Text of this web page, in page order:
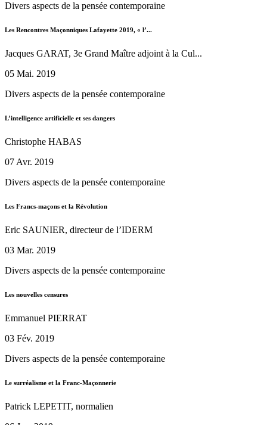
Divers aspects de la pensée contemporaine
Les Rencontres Maçonniques Lafayette 2019, « l’...
Jacques GARAT, 3e Grand Maître adjoint à la Cul...
05 Mai. 2019
Divers aspects de la pensée contemporaine
L’intelligence artificielle et ses dangers
Christophe HABAS
07 Avr. 2019
Divers aspects de la pensée contemporaine
Les Francs-maçons et la Révolution
Eric SAUNIER, directeur de l’IDERM
03 Mar. 2019
Divers aspects de la pensée contemporaine
Les nouvelles censures
Emmanuel PIERRAT
03 Fév. 2019
Divers aspects de la pensée contemporaine
Le surréalisme et la Franc-Maçonnerie
Patrick LEPETIT, normalien